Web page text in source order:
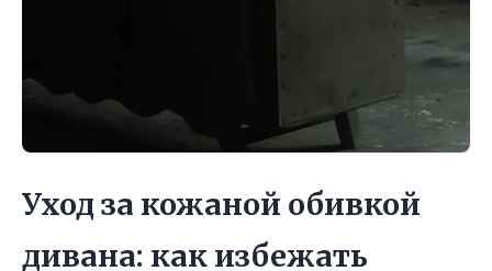
Уход за кожаной обивкой
дивана: как избежать